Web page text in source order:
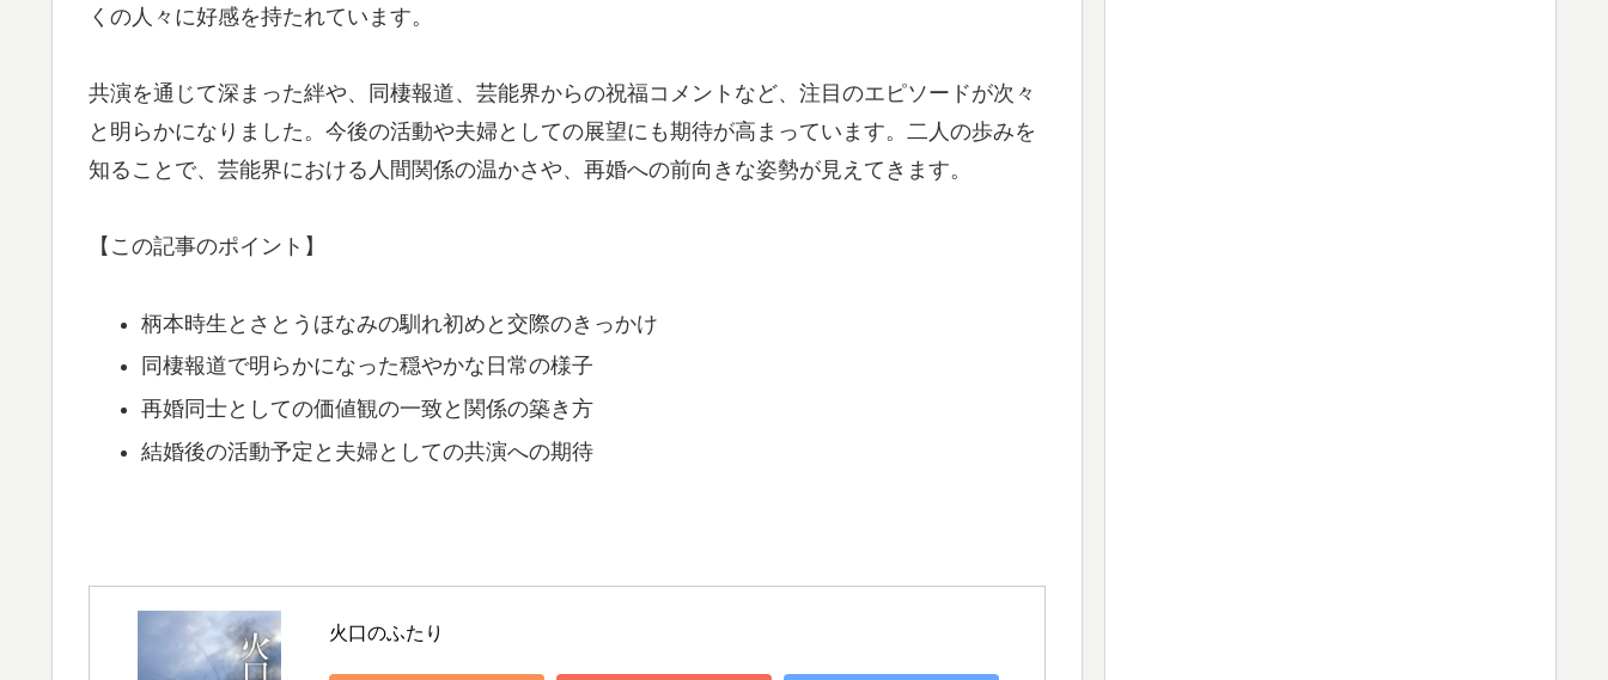
くの人々に好感を持たれています。
共演を通じて深まった絆や、同棲報道、芸能界からの祝福コメントなど、注目のエピソードが次々
と明らかになりました。今後の活動や夫婦としての展望にも期待が高まっています。二人の歩みを
知ることで、芸能界における人間関係の温かさや、再婚への前向きな姿勢が見えてきます。
【この記事のポイント】
柄本時生とさとうほなみの馴れ初めと交際のきっかけ
同棲報道で明らかになった穏やかな日常の様子
再婚同士としての価値観の一致と関係の築き方
結婚後の活動予定と夫婦としての共演への期待
火口のふたり